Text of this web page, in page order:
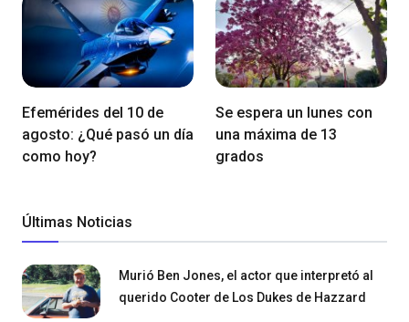
Efemérides del 10 de
agosto: ¿Qué pasó un día
como hoy?
Se espera un lunes con
una máxima de 13
grados
Últimas Noticias
Murió Ben Jones, el actor que interpretó al
querido Cooter de Los Dukes de Hazzard